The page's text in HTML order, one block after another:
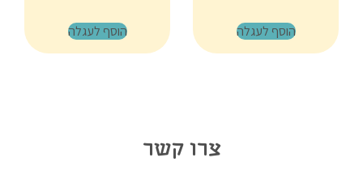
הוסף לעגלה הוסף לעגלה
צרו קשר